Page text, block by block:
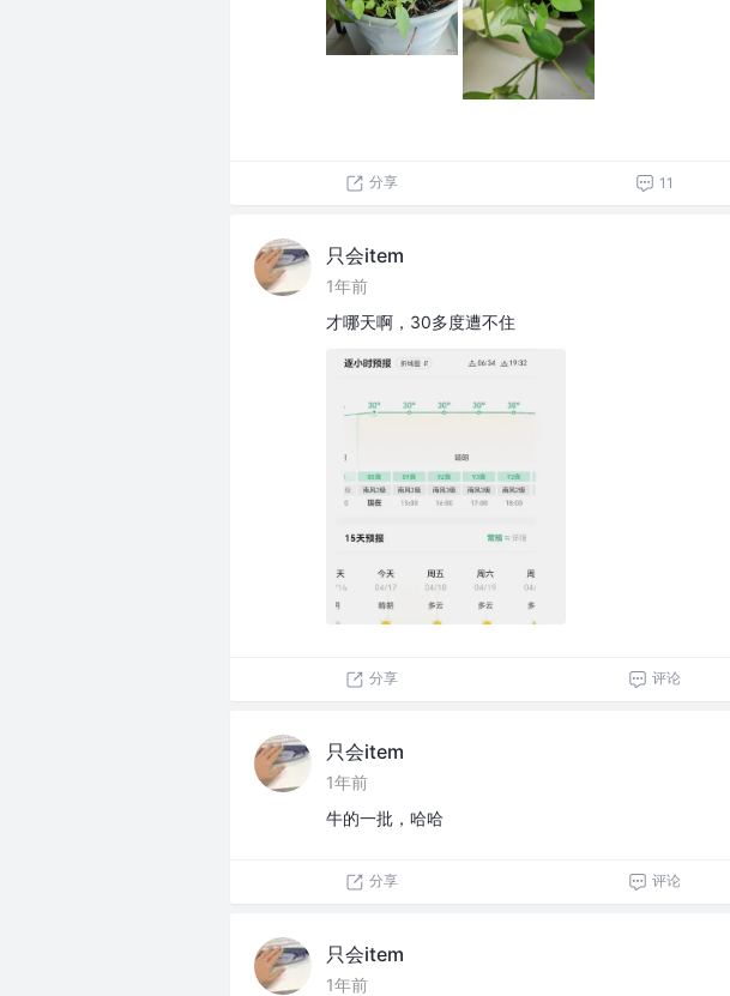
分享 11
只会item
1年前
才哪天啊，30多度遭不住
分享 评论
只会item
1年前
牛的一批，哈哈
分享 评论
只会item
1年前